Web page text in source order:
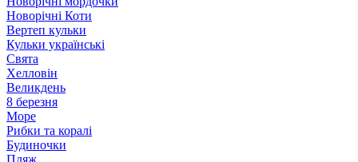
Новорічні Коти
Вертеп кульки
Кульки українські
Свята
Хелловін
Великдень
8 березня
Море
Рибки та коралі
Будиночки